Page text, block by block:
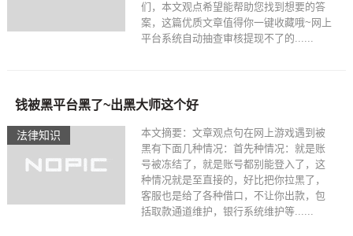
们，本文观点希望能帮助您找到想要的答
案，这篇优质文章值得你一键收藏哦~网上
平台系统自动抽查审核提现不了的......
法律知识
钱被黑平台黑了~出黑大师这个好
本文摘要：文章观点句在网上游戏遇到被
黑有下面几种情况：首先种情况：就是账
号被冻结了，就是账号都别能登入了，这
种情况就是至直接的，好比把你拉黑了，
客服也是给了各种借口，不让你出款，包
括取款通道维护，银行系统维护等......